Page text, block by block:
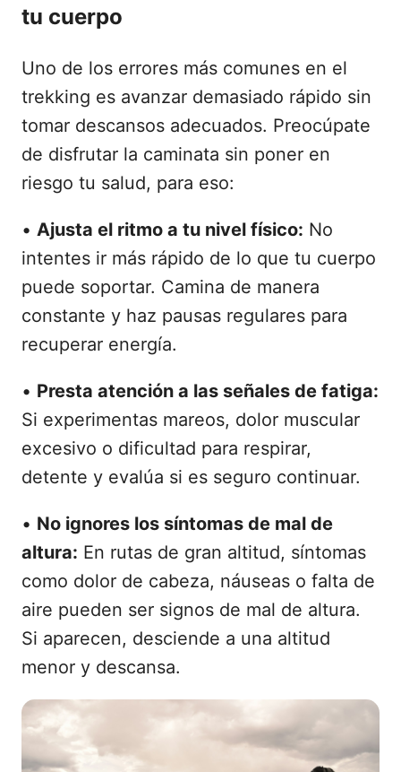
tu cuerpo
Uno de los errores más comunes en el
trekking es avanzar demasiado rápido sin
tomar descansos adecuados. Preocúpate
de disfrutar la caminata sin poner en
riesgo tu salud, para eso:
• Ajusta el ritmo a tu nivel físico: No
intentes ir más rápido de lo que tu cuerpo
puede soportar. Camina de manera
constante y haz pausas regulares para
recuperar energía.
• Presta atención a las señales de fatiga:
Si experimentas mareos, dolor muscular
excesivo o dificultad para respirar,
detente y evalúa si es seguro continuar.
• No ignores los síntomas de mal de
altura: En rutas de gran altitud, síntomas
como dolor de cabeza, náuseas o falta de
aire pueden ser signos de mal de altura.
Si aparecen, desciende a una altitud
menor y descansa.